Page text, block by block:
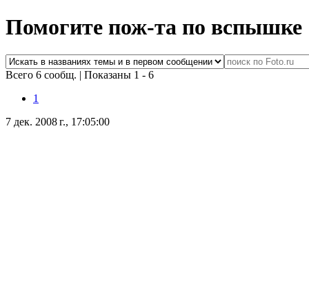
Помогите пож-та по вспышке
Всего 6 сообщ. | Показаны 1 - 6
1
7 дек. 2008 г., 17:05:00